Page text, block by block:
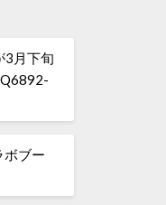
3月下旬
ボブー